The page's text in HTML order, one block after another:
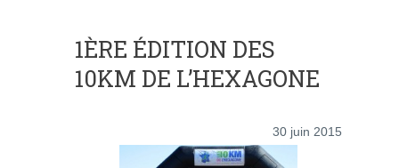
1ÈRE ÉDITION DES
10KM DE L’HEXAGONE
30 juin 2015